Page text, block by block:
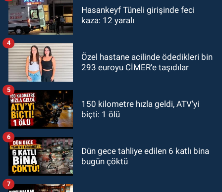
Hasankeyf Tüneli girişinde feci
kaza: 12 yaralı
Özel hastane acilinde ödedikleri bin
293 euroyu CİMER'e taşıdılar
4
150 kilometre hızla geldi, ATV’yi
biçti: 1 ölü
5
Dün gece tahliye edilen 6 katlı bina
bugün çöktü
6
7